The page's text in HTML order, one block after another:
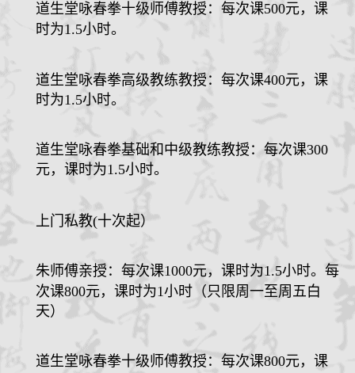
道生堂咏春拳十级师傅教授：每次课500元，课
时为1.5小时。
道生堂咏春拳高级教练教授：每次课400元，课
时为1.5小时。
道生堂咏春拳基础和中级教练教授：每次课300
元，课时为1.5小时。
上门私教(十次起）
朱师傅亲授：每次课1000元，课时为1.5小时。每
次课800元，课时为1小时（只限周一至周五白
天）
道生堂咏春拳十级师傅教授：每次课800元，课